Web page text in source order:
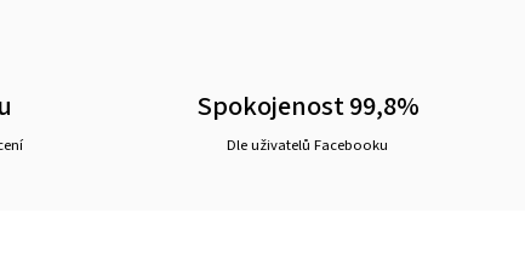
Spokojenost 99,8%
Dle uživatelů Facebooku